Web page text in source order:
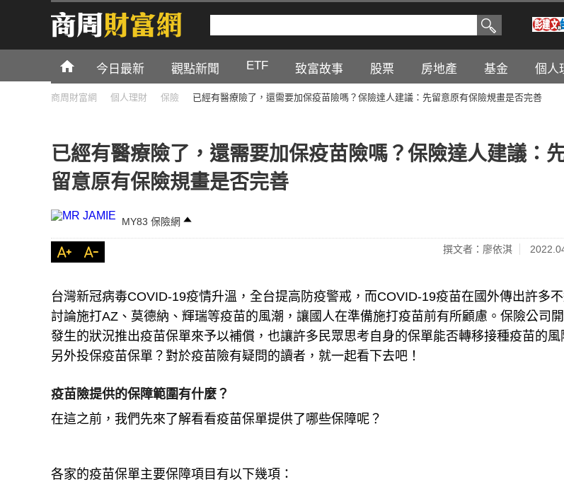
今日最新 觀點新聞 ETF 致富故事 股票 房地產 基金 個人
商周財富網 個人理財 保險 已經有醫療險了，還需要加保疫苗險嗎？保險達人建議：先留意原有保險規畫是否完善
已經有醫療險了，還需要加保疫苗險嗎？保險達人建議：
留意原有保險規畫是否完善
MY83 保險網
撰文者：廖依淇
台灣新冠病毒COVID-19疫情升溫，全台提高防疫警戒，而COVID-19疫苗在國外傳出許多
討論施打AZ、莫德納、輝瑞等疫苗的風潮，讓國人在準備施打疫苗前有所顧慮。保險公司
發生的狀況推出疫苗保單來予以補償，也讓許多民眾思考自身的保單能否轉移接種疫苗的
另外投保疫苗保單？對於疫苗險有疑問的讀者，就一起看下去吧！
疫苗險提供的保障範圍有什麼？
在這之前，我們先來了解看看疫苗保單提供了哪些保障呢？
各家的疫苗保單主要保障項目有以下幾項：